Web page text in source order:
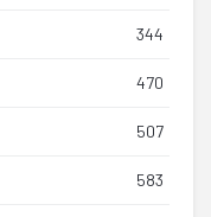
344
470
507
583